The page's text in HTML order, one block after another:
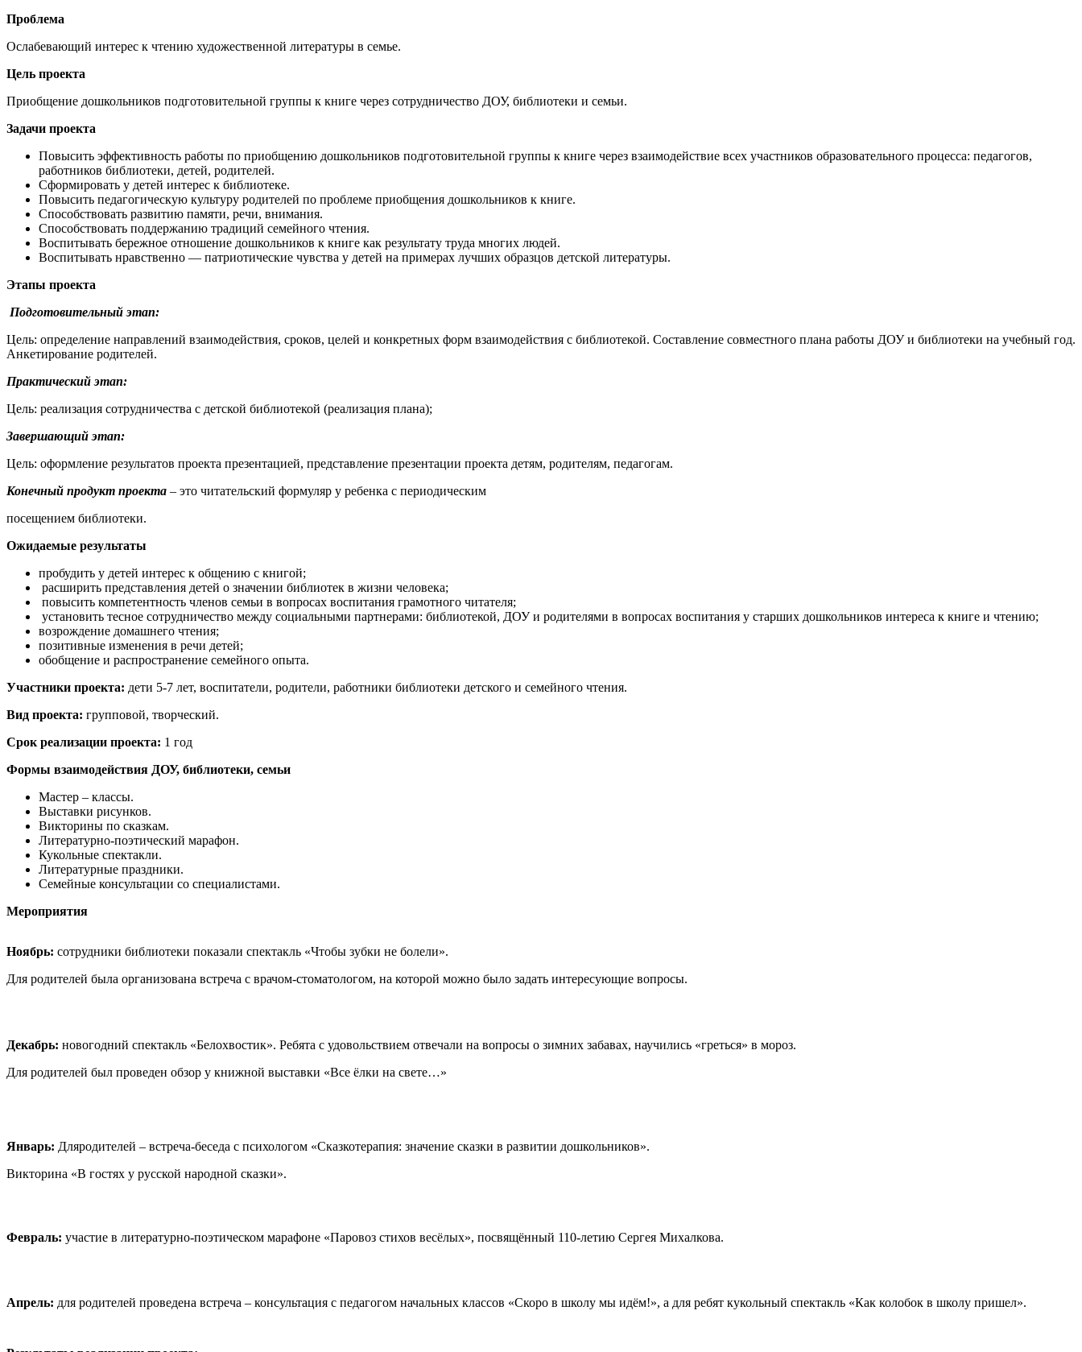
Проблема
Ослабевающий интерес к чтению художественной литературы в семье.
Цель проекта
Приобщение дошкольников подготовительной группы к книге через сотрудничество ДОУ, библиотеки и семьи.
Задачи проекта
Повысить эффективность работы по приобщению дошкольников подготовительной группы к книге через взаимодействие всех участников образовательного процесса: педагогов,
работников библиотеки, детей, родителей.
Сформировать у детей интерес к библиотеке.
Повысить педагогическую культуру родителей по проблеме приобщения дошкольников к книге.
Способствовать развитию памяти, речи, внимания.
Способствовать поддержанию традиций семейного чтения.
Воспитывать бережное отношение дошкольников к книге как результату труда многих людей.
Воспитывать нравственно — патриотические чувства у детей на примерах лучших образцов детской литературы.
Этапы проекта
Подготовительный этап:
Цель: определение направлений взаимодействия, сроков, целей и конкретных форм взаимодействия с библиотекой. Составление совместного плана работы ДОУ и библиотеки на учебный год.
Анкетирование родителей.
Практический этап:
Цель: реализация сотрудничества с детской библиотекой (реализация плана);
Завершающий этап:
Цель: оформление результатов проекта презентацией, представление презентации проекта детям, родителям, педагогам.
Конечный продукт проекта – это читательский формуляр у ребенка с периодическим
посещением библиотеки.
Ожидаемые результаты
пробудить у детей интерес к общению с книгой;
расширить представления детей о значении библиотек в жизни человека;
повысить компетентность членов семьи в вопросах воспитания грамотного читателя;
установить тесное сотрудничество между социальными партнерами: библиотекой, ДОУ и родителями в вопросах воспитания у старших дошкольников интереса к книге и чтению;
возрождение домашнего чтения;
позитивные изменения в речи детей;
обобщение и распространение семейного опыта.
Участники проекта: дети 5-7 лет, воспитатели, родители, работники библиотеки детского и семейного чтения.
Вид проекта: групповой, творческий.
Срок реализации проекта: 1 год
Формы взаимодействия ДОУ, библиотеки, семьи
Мастер – классы.
Выставки рисунков.
Викторины по сказкам.
Литературно-поэтический марафон.
Кукольные спектакли.
Литературные праздники.
Семейные консультации со специалистами.
Мероприятия
Ноябрь: сотрудники библиотеки показали спектакль «Чтобы зубки не болели».
Для родителей была организована встреча с врачом-стоматологом, на которой можно было задать интересующие вопросы.
Декабрь: новогодний спектакль «Белохвостик». Ребята с удовольствием отвечали на вопросы о зимних забавах, научились «греться» в мороз.
Для родителей был проведен обзор у книжной выставки «Все ёлки на свете…»
Январь: Дляродителей – встреча-беседа с психологом «Сказкотерапия: значение сказки в развитии дошкольников».
Викторина «В гостях у русской народной сказки».
Февраль: участие в литературно-поэтическом марафоне «Паровоз стихов весёлых», посвящённый 110-летию Сергея Михалкова.
Апрель: для родителей проведена встреча – консультация с педагогом начальных классов «Скоро в школу мы идём!», а для ребят кукольный спектакль «Как колобок в школу пришел».